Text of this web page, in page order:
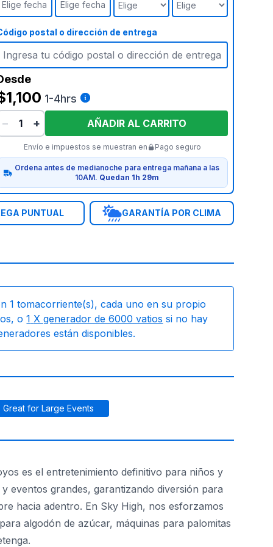
Elige fecha
Elige fecha
postal o dirección de entrega
1-4hrs
−
+ AÑADIR AL CARRITO
Envío e impuestos se muestran en Pago seguro
Ordena antes de medianoche para entrega mañana a las
10AM. Quedan 1h 29m
PUNTUAL GARANTÍA POR CLIMA
1 tomacorriente(s), cada uno en su propio
o 1 X generador de 6000 vatios si no hay
están disponibles.
Great for Large Events
es el entretenimiento definitivo para niños y
eventos grandes, garantizando diversión para
hacia adentro. En Sky High, nos esforzamos
algodón de azúcar, máquinas para palomitas